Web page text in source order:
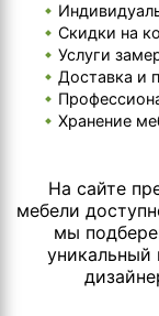
Скидки на
Услуги
Доставка и
Хранение
На сайте
мебели
мы
уникальный